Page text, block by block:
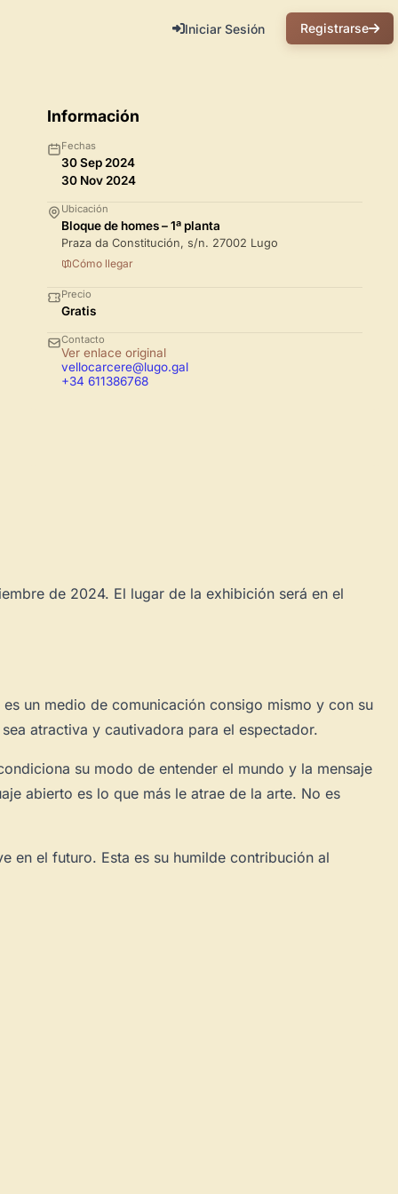
Iniciar Sesión Registrarse
Información
Fechas
30 Sep 2024
30 Nov 2024
Ubicación
Bloque de homes – 1ª planta
Praza da Constitución, s/n. 27002 Lugo
Cómo llegar
Precio
Gratis
Contacto
Ver enlace original
vellocarcere@lugo.gal
+34 611386768
de 2024. El lugar de la exhibición será en el
un medio de comunicación consigo mismo y con su
atractiva y cautivadora para el espectador.
su modo de entender el mundo y la mensaje
abierto es lo que más le atrae de la arte. No es
en el futuro. Esta es su humilde contribución al